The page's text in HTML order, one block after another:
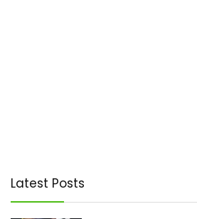
Latest Posts